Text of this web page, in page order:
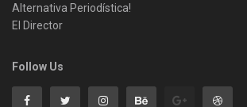
Alternativa Periodística!
El Director
Follow Us